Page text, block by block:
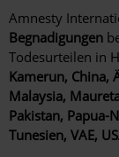
Amnesty
Begnadigungen
Todesurteilen in
Kamerun, China,
Malaysia,
Pakistan, Papua-
Tunesien, VAE,